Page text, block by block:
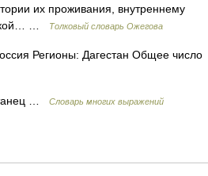
их проживания, внутреннему
…
Толковый словарь Ожегова
Регионы: Дагестан Общее число
… Словарь многих выражений